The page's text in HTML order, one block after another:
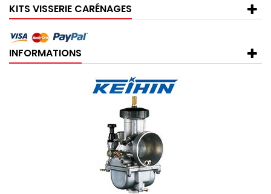
KITS VISSERIE CARÉNAGES
INFORMATIONS